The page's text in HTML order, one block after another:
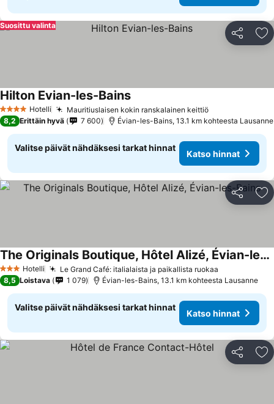
Jaa
Suosittu valinta
4 Tähtiluokitus
Hotelli Mauritiuslaisen kokin ranskalainen keittiöKatso hinnat
Hilton Evian-les-BainsKatso hinnat
8,2 Erittäin hyvä 7 600 Évian-les-Bains, 13.1 km kohteesta Lausanne
Valitse päivät nähdäksesi tarkat hinnat
Katso hinnat
Jaa
3 Tähtiluokitus
Hotelli Le Grand Café: italialaista ja paikallista ruokaa
The Originals Boutique, Hôtel Alizé, Évian-les-Bains
Katso hinnat
8,5 Loistava 1 079 Évian-les-Bains, 13.1 km kohteesta Lausanne
Valitse päivät nähdäksesi tarkat hinnat
Katso hinnat
Jaa